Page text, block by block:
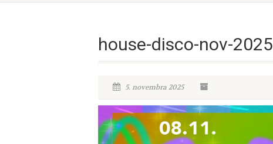
house-disco-nov-2025
5. novembra 2025